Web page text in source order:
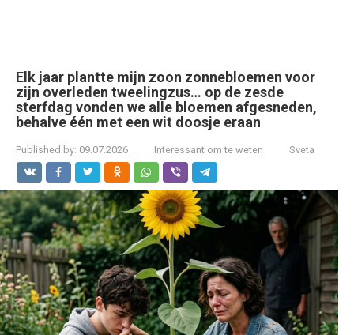
Elk jaar plantte mijn zoon zonnebloemen voor
zijn overleden tweelingzus… op de zesde
sterfdag vonden we alle bloemen afgesneden,
behalve één met een wit doosje eraan
Published by: 09.07.2026 Interessant om te weten Sveta